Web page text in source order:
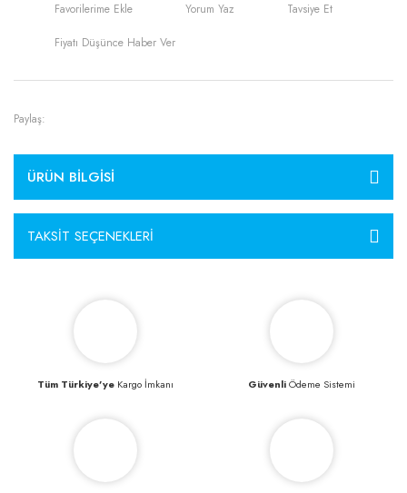
Yorum Yaz Tavsiye Et
Fiyatı Düşünce Haber Ver
Paylaş:
ÜRÜN BILGISI
TAKSIT SEÇENEKLERI
Tüm Türkiye’yeKargo İmkanı GüvenliÖdeme Sistemi